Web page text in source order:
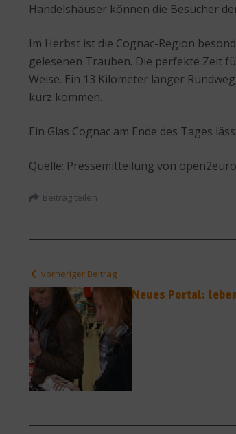
Handelshäuser können die Besucher
Im Herbst ist die Cognac-Region
gelesenen Trauben. Die perfekte Zeit
Weise. Ein 13 Kilometer langer
kurz kommen.
Ein Glas Cognac am Ende des Tages
Quelle: Pressemitteilung von
Beitrag teilen
vorheriger Beitrag
Neues Portal: